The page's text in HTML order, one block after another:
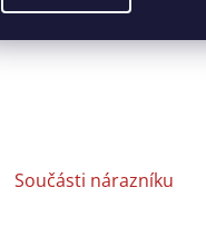
Součásti nárazníku